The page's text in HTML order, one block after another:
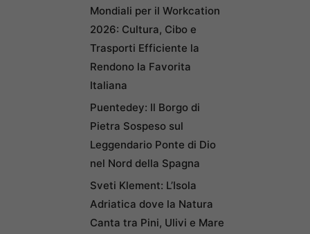
Mondiali per il Workcation
2026: Cultura, Cibo e
Trasporti Efficiente la
Rendono la Favorita
Italiana
Puentedey: Il Borgo di
Pietra Sospeso sul
Leggendario Ponte di Dio
nel Nord della Spagna
Sveti Klement: L’Isola
Adriatica dove la Natura
Canta tra Pini, Ulivi e Mare